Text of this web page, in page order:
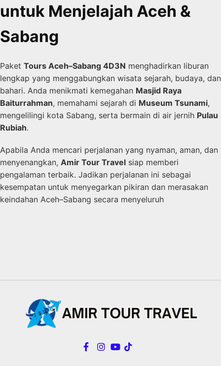
untuk Menjelajah Aceh &
Sabang
Paket Tours Aceh–Sabang 4D3N menghadirkan liburan
lengkap yang menggabungkan wisata sejarah, budaya, dan
bahari. Anda menikmati kemegahan Masjid Raya
Baiturrahman, memahami sejarah di Museum Tsunami,
mengelilingi kota Sabang, serta bermain di air jernih Pulau
Rubiah.
Apabila Anda mencari perjalanan yang nyaman, aman, dan
menyenangkan, Amir Tour Travel siap memberi
pengalaman terbaik. Jadikan perjalanan ini sebagai
kesempatan untuk menyegarkan pikiran dan merasakan
keindahan Aceh–Sabang secara menyeluruh